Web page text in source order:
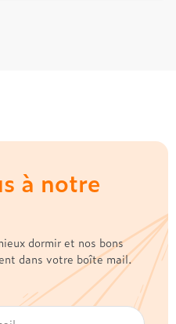
à notre
dormir et nos bons
dans votre boîte mail.